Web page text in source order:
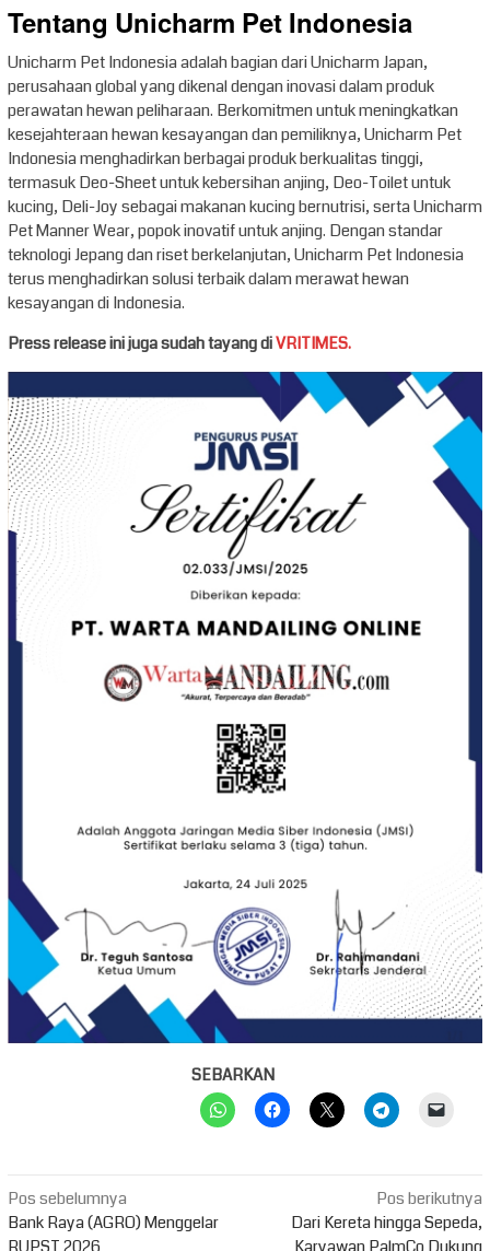
Tentang Unicharm Pet Indonesia
Unicharm Pet Indonesia adalah bagian dari Unicharm Japan,
perusahaan global yang dikenal dengan inovasi dalam produk
perawatan hewan peliharaan. Berkomitmen untuk meningkatkan
kesejahteraan hewan kesayangan dan pemiliknya, Unicharm Pet
Indonesia menghadirkan berbagai produk berkualitas tinggi,
termasuk Deo-Sheet untuk kebersihan anjing, Deo-Toilet untuk
kucing, Deli-Joy sebagai makanan kucing bernutrisi, serta Unicharm
Pet Manner Wear, popok inovatif untuk anjing. Dengan standar
teknologi Jepang dan riset berkelanjutan, Unicharm Pet Indonesia
terus menghadirkan solusi terbaik dalam merawat hewan
kesayangan di Indonesia.
Press release ini juga sudah tayang diVRITIMES.
SEBARKAN
Navigasi
pos
Pos sebelumnya
Bank Raya (AGRO) Menggelar
Pos berikutnya
Dari Kereta hingga Sepeda,